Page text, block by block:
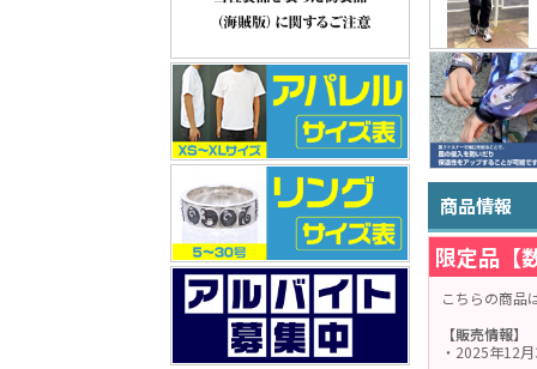
商品情報
限定品【
こちらの商品
【販売情報】
・2025年12